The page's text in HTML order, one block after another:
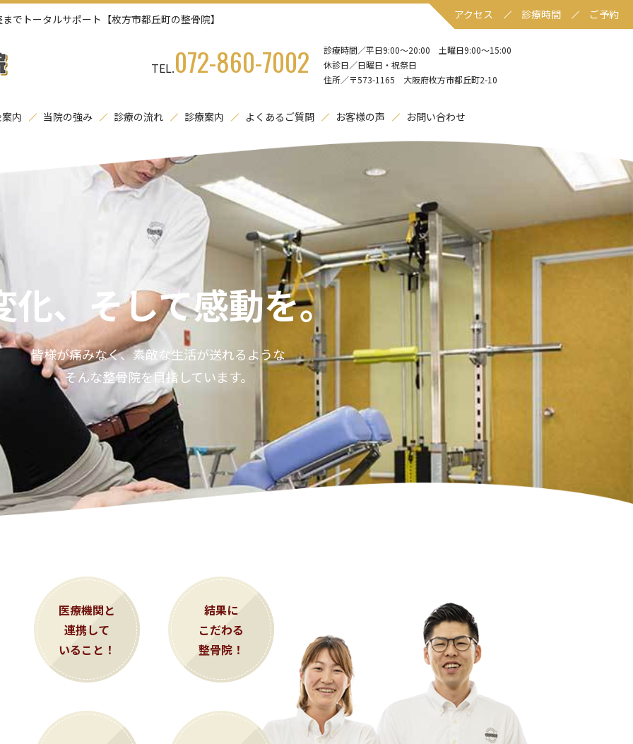
アクセス 診療時間 ご予約
でトータルサポート【枚方市都丘町の整骨院】
TEL.072-860-7002
診療時間／平日9:00〜20:00 土曜日9:00〜15:00
休診日／日曜日・祝祭日
住所／〒573-1165 大阪府枚方市都丘町2-10
内 当院の強み 診療の流れ 診療案内 よくあるご質問 お客様の声 お問い合わせ
化、そして感動を。
皆様が痛みなく、素敵な生活が送れるような
そんな整骨院を目指しています。
医療機関と
連携して
いること！
結果に
こだわる
整骨院！